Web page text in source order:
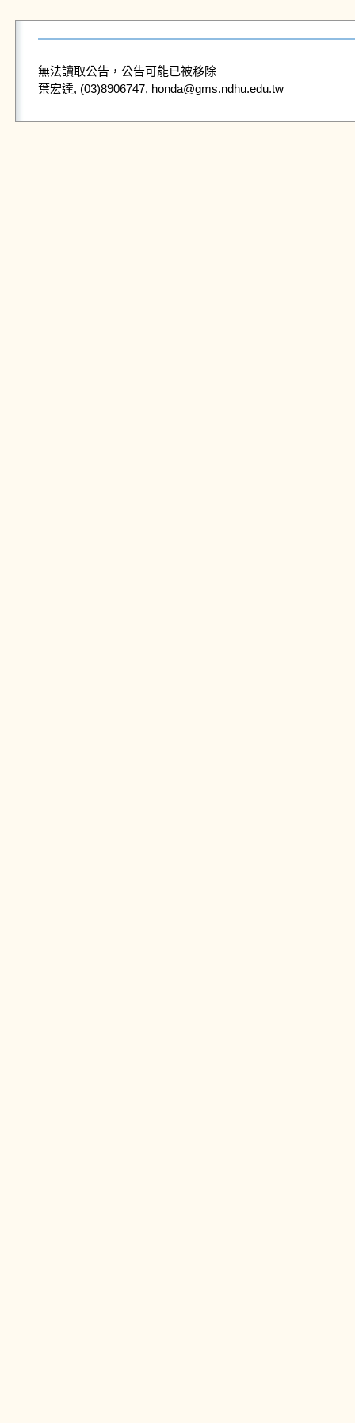
無法讀取公告，公告可能已被移除
葉宏達, (03)8906747, honda@gms.ndhu.edu.tw